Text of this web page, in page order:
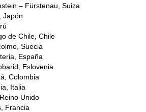
– Fürstenau, Suiza
Japón
de Chile, Chile
Suecia
España
Eslovenia
Colombia
Italia
Unido
Francia